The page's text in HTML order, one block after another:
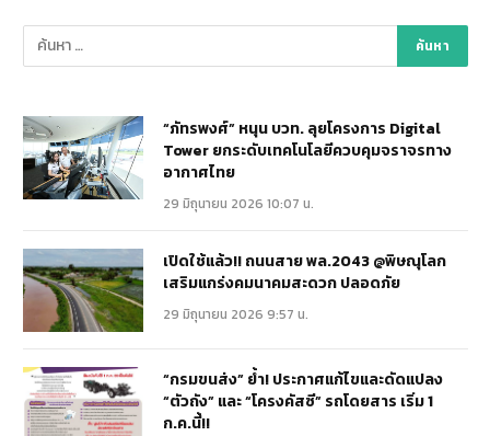
“ภัทรพงศ์” หนุน บวท. ลุยโครงการ Digital
Tower ยกระดับเทคโนโลยีควบคุมจราจรทาง
อากาศไทย
29 มิถุนายน 2026 10:07 น.
เปิดใช้แล้ว!! ถนนสาย พล.2043 @พิษณุโลก
เสริมแกร่งคมนาคมสะดวก ปลอดภัย
29 มิถุนายน 2026 9:57 น.
“กรมขนส่ง” ย้ำ! ประกาศแก้ไขและดัดแปลง
“ตัวถัง” และ “โครงคัสซี” รถโดยสาร เริ่ม 1
ก.ค.นี้!!